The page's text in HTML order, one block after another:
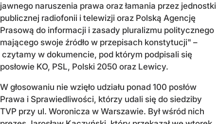
jawnego naruszenia prawa oraz łamania przez jednostki
publicznej radiofonii i telewizji oraz Polską Agencję
Prasową do informacji i zasady pluralizmu politycznego
mającego swoje źródło w przepisach konstytucji" –
czytamy w dokumencie, pod którym podpisali się
posłowie KO, PSL, Polski 2050 oraz Lewicy.
W głosowaniu nie wzięło udziału ponad 100 posłów
Prawa i Sprawiedliwości, którzy udali się do siedziby
TVP przy ul. Woronicza w Warszawie. Był wśród nich